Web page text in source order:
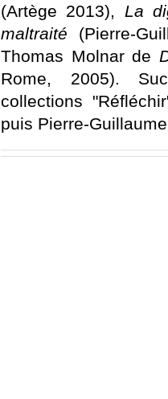
(Artège 2013), La
maltraité (Pierre-
Thomas Molnar de
Rome, 2005).
collections
puis Pierre-